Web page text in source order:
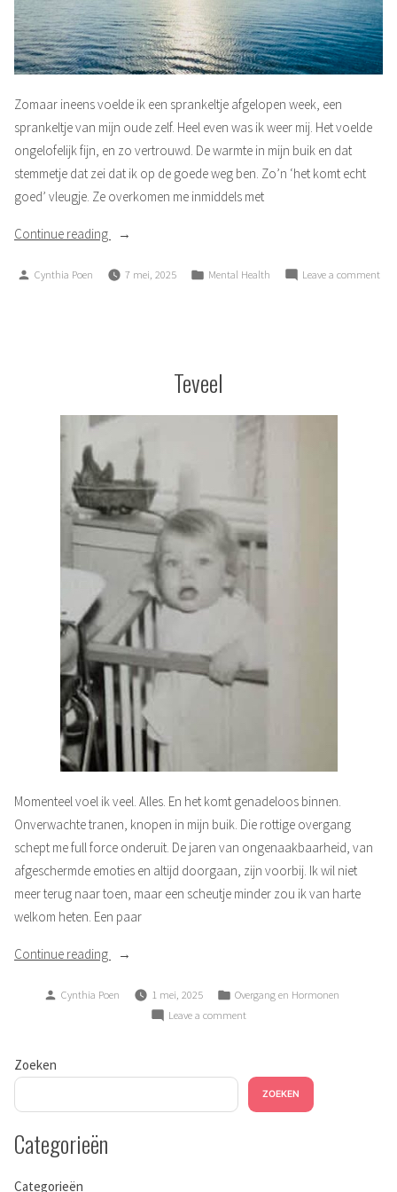
Zomaar ineens voelde ik een sprankeltje afgelopen week, een
sprankeltje van mijn oude zelf. Heel even was ik weer mij. Het voelde
ongelofelijk fijn, en zo vertrouwd. De warmte in mijn buik en dat
stemmetje dat zei dat ik op de goede weg ben. Zo’n ‘het komt echt
goed’ vleugje. Ze overkomen me inmiddels met
Continue reading “Sprankeltje”
Posted
Cynthia Poen 7 mei, 2025
Posted
Mental Health Leave a commenton
Teveel
Momenteel voel ik veel. Alles. En het komt genadeloos binnen.
Onverwachte tranen, knopen in mijn buik. Die rottige overgang
schept me full force onderuit. De jaren van ongenaakbaarheid, van
afgeschermde emoties en altijd doorgaan, zijn voorbij. Ik wil niet
meer terug naar toen, maar een scheutje minder zou ik van harte
welkom heten. Een paar
Continue reading “Teveel”
Posted
Cynthia Poen 1 mei, 2025
Posted
in
Overgang en Hormonen
Leave a commenton
Zoeken
ZOEKEN
Categorieën
Categorieën